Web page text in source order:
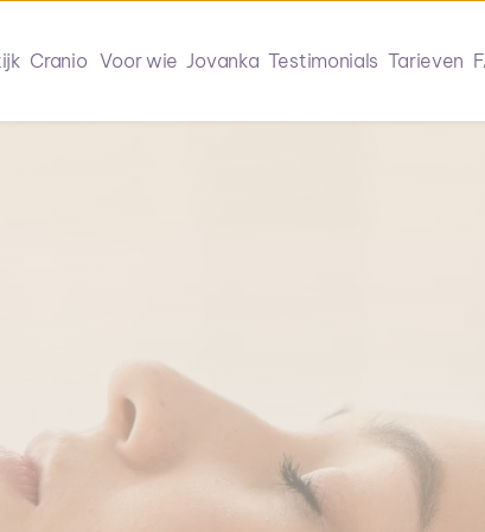
CranioVoor wie Jovanka Testimonials Tarieven